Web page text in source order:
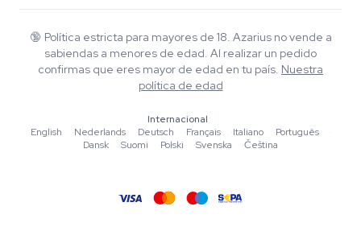
Preguntas frecuentes
Política de privacidad
Wiki
Blog
Escritores
Promociones
🔞 Política estricta para mayores de 18. Azarius no vende a
sabiendas a menores de edad. Al realizar un pedido
confirmas que eres mayor de edad en tu país. Nuestra
política de edad
Internacional
English
·Nederlands ·Deutsch ·Français ·Italiano ·Português
·
Dansk
·Suomi ·Polski ·Svenska ·Čeština